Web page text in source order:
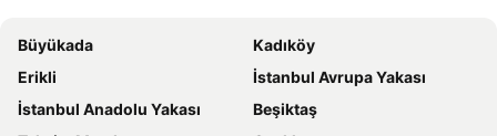
Holiday Inn Istanbul - Kadikoy By Ihg
Hilton Istanbul Maslak
Crowne Plaza Istanbul - Harbiye By Ihg
Wyndham Grand Istanbul Kalamis Marina Hotel
Çırağan Hotel Bosphorus
Elite World Grand Istanbul Basın Ekpsres Hotel
Büyükada
Kadıköy
Erikli
İstanbul Avrupa Yakası
İstanbul Anadolu Yakası
Beşiktaş